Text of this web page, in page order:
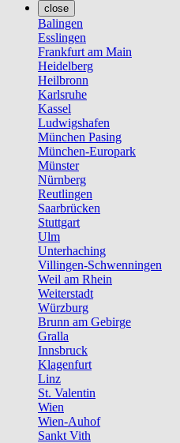
close
Balingen
Esslingen
Frankfurt am Main
Heidelberg
Heilbronn
Karlsruhe
Kassel
Ludwigshafen
München Pasing
München-Europark
Münster
Nürnberg
Reutlingen
Saarbrücken
Stuttgart
Ulm
Unterhaching
Villingen-Schwenningen
Weil am Rhein
Weiterstadt
Würzburg
Brunn am Gebirge
Gralla
Innsbruck
Klagenfurt
Linz
St. Valentin
Wien
Wien-Auhof
Sankt Vith